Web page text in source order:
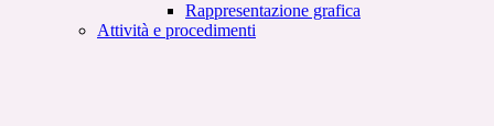
Rappresentazione grafica
Attività e procedimenti